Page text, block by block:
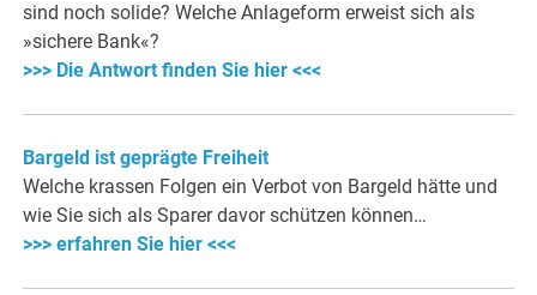
sind noch solide? Welche Anlageform erweist sich als
»sichere Bank«?
>>> Die Antwort finden Sie hier <<<
Bargeld ist geprägte Freiheit
Welche krassen Folgen ein Verbot von Bargeld hätte und
wie Sie sich als Sparer davor schützen können…
>>> erfahren Sie hier <<<